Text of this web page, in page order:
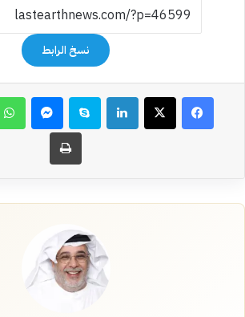
نسخ الرابط
فيسبوك‫X لينكدإن سكايب ماسنجر
طباعة